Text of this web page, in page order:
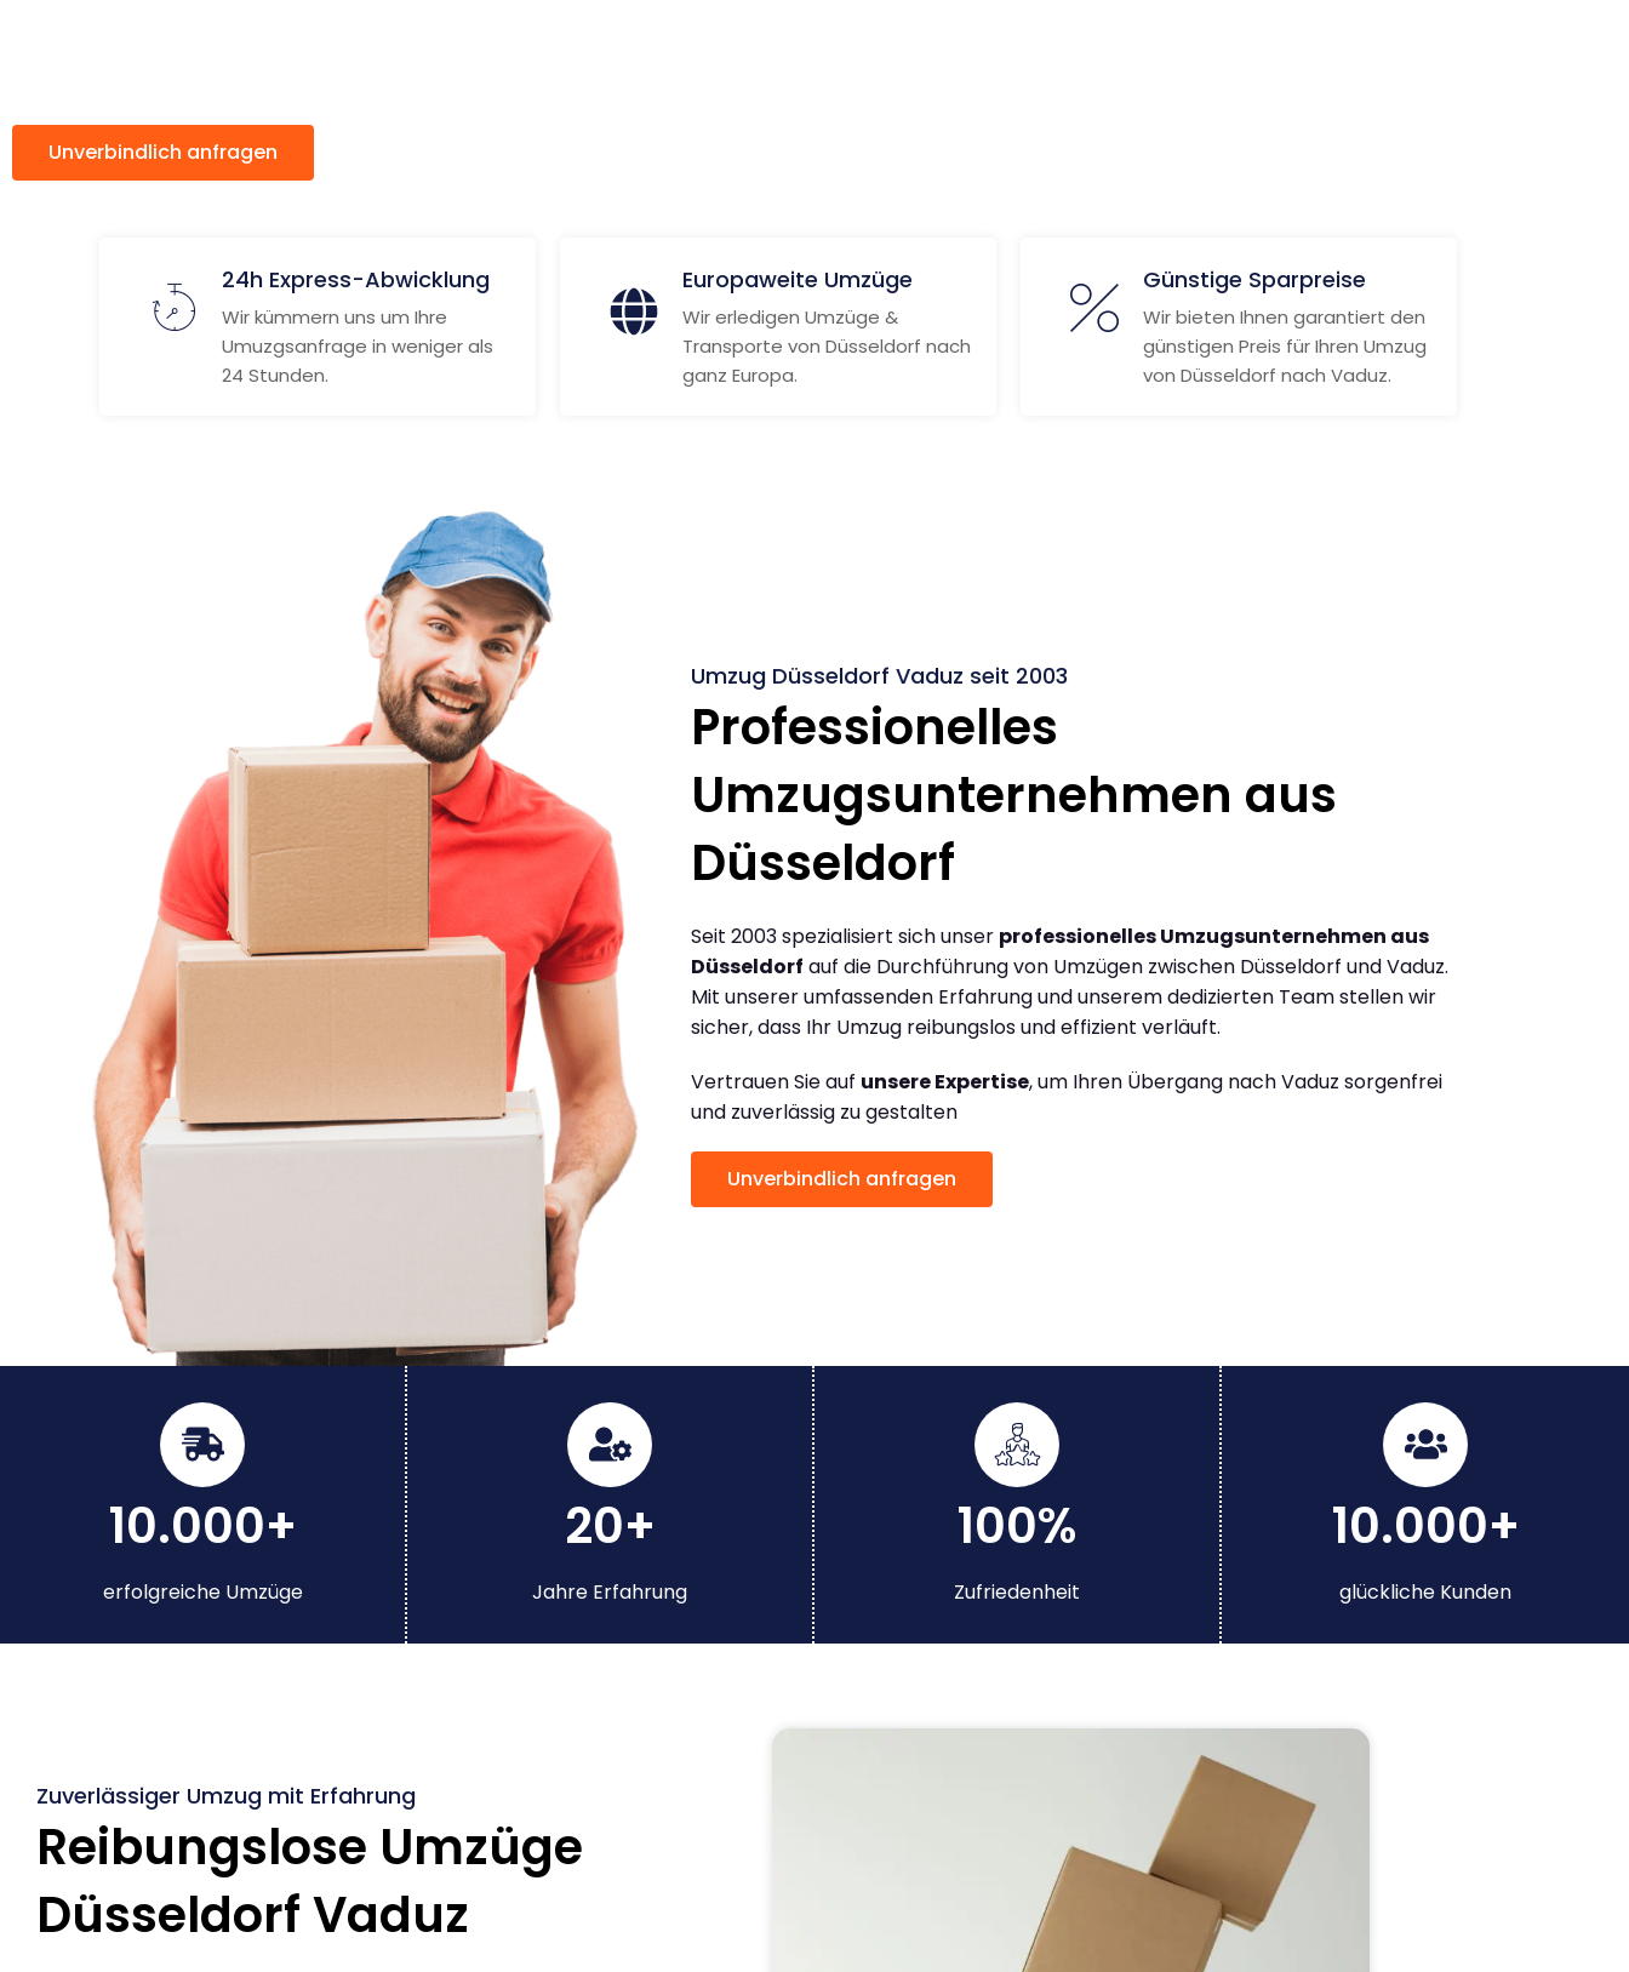
Unverbindlich anfragen
24h Express-Abwicklung
Wir kümmern uns um Ihre
Umuzgsanfrage in weniger als
24 Stunden.
Europaweite Umzüge
Wir erledigen Umzüge &
Transporte von Düsseldorf nach
ganz Europa.
Günstige Sparpreise
Wir bieten Ihnen garantiert den
günstigen Preis für Ihren Umzug
von Düsseldorf nach Vaduz.
Umzug Düsseldorf Vaduz seit 2003
Professionelles
Umzugsunternehmen aus
Düsseldorf
Seit 2003 spezialisiert sich unser professionelles Umzugsunternehmen aus
Düsseldorf auf die Durchführung von Umzügen zwischen Düsseldorf und Vaduz.
Mit unserer umfassenden Erfahrung und unserem dedizierten Team stellen wir
sicher, dass Ihr Umzug reibungslos und effizient verläuft.
Vertrauen Sie auf unsere Expertise, um Ihren Übergang nach Vaduz sorgenfrei
und zuverlässig zu gestalten
Unverbindlich anfragen
10.000+
erfolgreiche Umzüge
20+
Jahre Erfahrung
100%
Zufriedenheit
10.000+
glückliche Kunden
Zuverlässiger Umzug mit Erfahrung
Reibungslose Umzüge
Düsseldorf Vaduz